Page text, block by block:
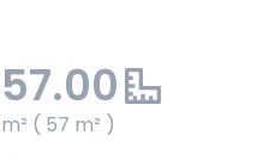
57.00
m² ( 57 m² )